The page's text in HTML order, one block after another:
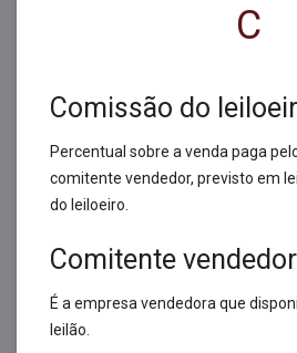
C
Comissão do
Percentual sobre a venda paga
comitente vendedor, previsto em
do leiloeiro.
Comitente vendedor
É a empresa vendedora que
leilão.